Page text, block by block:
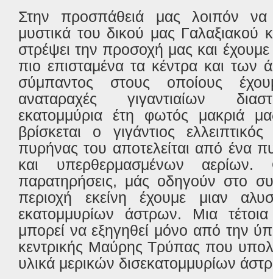
Στην προσπάθειά μας λοιπόν
μυστικά του δικού μας Γαλαξιακού
στρέψει την προσοχή μας και έχουμε
πιο επισταμένα τα κέντρα και των
σύμπαντος στους οποίους
αναταραχές γιγαντιαίων
εκατομμύρια έτη φωτός μακριά
βρίσκεται ο γιγάντιος
πυρήνας του αποτελείται από ένα
και υπερθερμασμένων
παρατηρήσεις, μάς οδηγούν στο
περιοχή εκείνη έχουμε μιαν
εκατομμυρίων άστρων. Μια
μπορεί να εξηγηθεί μόνο από την
κεντρικής Μαύρης Τρύπας που
υλικά μερικών δισεκατομμυρίων